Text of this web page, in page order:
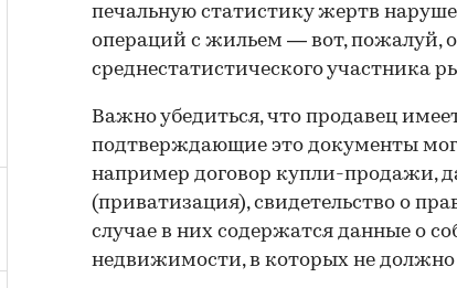
печальную статистику жертв
операций с жильем — вот, пожалуй,
среднестатистического участника
Важно убедиться, что продавец
подтверждающие это документы
например договор купли-продажи,
(приватизация), свидетельство о
случае в них содержатся данные о
недвижимости, в которых не должно